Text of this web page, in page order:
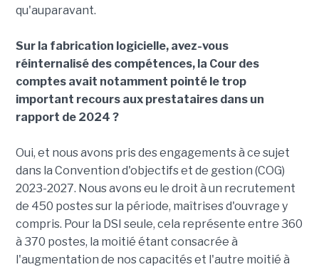
qu'auparavant.
Sur la fabrication logicielle, avez-vous
réinternalisé des compétences, la Cour des
comptes avait notamment pointé le trop
important recours aux prestataires dans un
rapport de 2024 ?
Oui, et nous avons pris des engagements à ce sujet
dans la Convention d'objectifs et de gestion (COG)
2023-2027. Nous avons eu le droit à un recrutement
de 450 postes sur la période, maîtrises d'ouvrage y
compris. Pour la DSI seule, cela représente entre 360
à 370 postes, la moitié étant consacrée à
l'augmentation de nos capacités et l'autre moitié à